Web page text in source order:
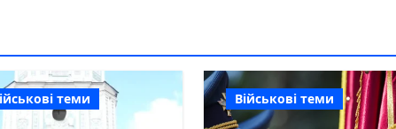
теми Військові теми